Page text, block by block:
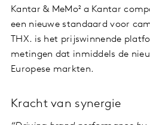
Kantar & MeMo² a Kantar
een nieuwe standaard voor
THX. is het prijswinnende
metingen dat inmiddels de
Europese markten.
Kracht van synergie